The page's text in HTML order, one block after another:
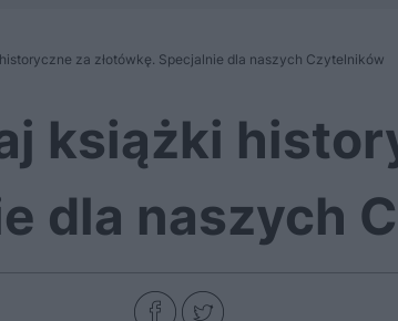
za złotówkę. Specjalnie dla naszych Czytelników
książki
dla naszych